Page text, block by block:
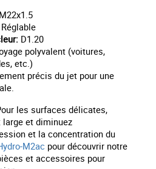
M22x1.5
Réglable
D1.20
polyvalent (voitures,
etc.)
précis du jet pour une
les surfaces délicates,
et diminuez
et la concentration du
M2ac pour découvrir notre
et accessoires pour